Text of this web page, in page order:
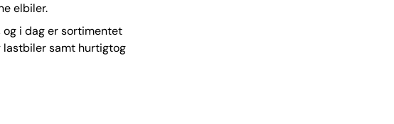
elbiler.
i dag er sortimentet
lastbiler samt hurtigtog